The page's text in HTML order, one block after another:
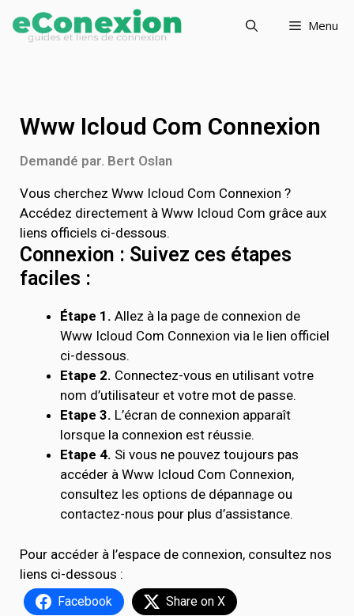
Menu
Www Icloud Com Connexion
Demandé par. Bert Oslan
Vous cherchez Www Icloud Com Connexion ?
Accédez directement à Www Icloud Com grâce aux
liens officiels ci-dessous.
Connexion : Suivez ces étapes
faciles :
Étape 1. Allez à la page de connexion de
Www Icloud Com Connexion via le lien officiel
ci-dessous.
Etape 2. Connectez-vous en utilisant votre
nom d’utilisateur et votre mot de passe.
Etape 3. L’écran de connexion apparaît
lorsque la connexion est réussie.
Etape 4. Si vous ne pouvez toujours pas
accéder à Www Icloud Com Connexion,
consultez les options de dépannage ou
contactez-nous pour plus d’assistance.
Pour accéder à l’espace de connexion, consultez nos
liens ci-dessous :
Facebook Share on X